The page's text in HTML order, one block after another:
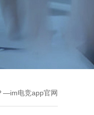
—im电竞app官网